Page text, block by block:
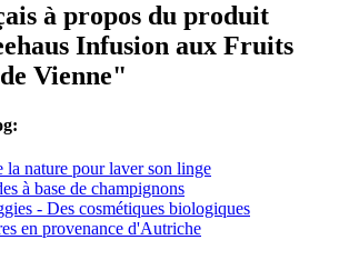
à propos du produit
Infusion aux Fruits
Vienne"
la nature pour laver son linge
à base de champignons
- Des cosmétiques biologiques
en provenance d'Autriche